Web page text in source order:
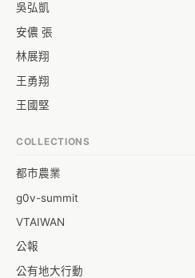
吳弘凱
安儂 張
林展翔
王勇翔
王國堅
蒼時弦也
袁乾鑫
陳泰澄
&#35377;&#24646;&#33287;
-work aeola
COLLECTIONS
都市農業
g0v-summit
VTAIWAN
公報
公有地大行動